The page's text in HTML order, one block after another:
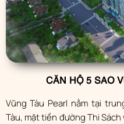
CĂN HỘ 5 SAO
Vũng Tàu Pearl nằm tại
Tàu, mặt tiền đường Thi